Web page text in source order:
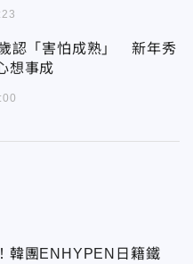
認「害怕成熟」 新年秀
想事成
韓團ENHYPEN日籍鐵